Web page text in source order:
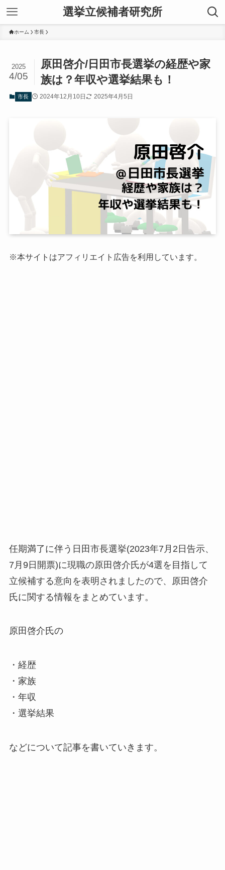
選挙立候補者研究所
ホーム 市長
原田啓介/日田市長選挙の経歴や家
族は？年収や選挙結果も！
2025
4/05
市長 2024年12月10日 2025年4月5日
※本サイトはアフィリエイト広告を利用しています。
任期満了に伴う日田市長選挙(2023年7月2日告示、
7月9日開票)に現職の原田啓介氏が4選を目指して
立候補する意向を表明されましたので、原田啓介
氏に関する情報をまとめています。
原田啓介氏の
・経歴
・家族
・年収
・選挙結果
などについて記事を書いていきます。